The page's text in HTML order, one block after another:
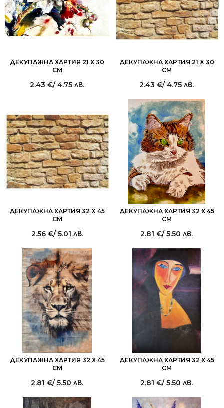
ДЕКУПАЖНА ХАРТИЯ 21 Х 30
СМ
2.43 €/ 4.75 лв.
ДЕКУПАЖНА ХАРТИЯ 21 X 30
СМ
2.43 €/ 4.75 лв.
ДЕКУПАЖНА ХАРТИЯ 32 X 45
СМ
2.56 €/ 5.01 лв.
ДЕКУПАЖНА ХАРТИЯ 32 Х 45
СМ
2.81 €/ 5.50 лв.
ДЕКУПАЖНА ХАРТИЯ 32 Х 45
СМ
2.81 €/ 5.50 лв.
ДЕКУПАЖНА ХАРТИЯ 32 Х 45
СМ
2.81 €/ 5.50 лв.